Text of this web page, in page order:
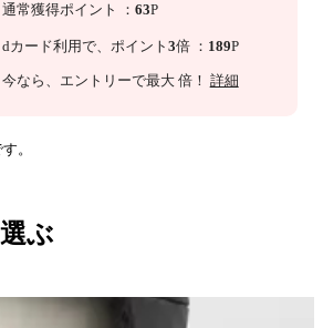
通常獲得ポイント ： 63P
dカード利用で、 ポイント 3倍 ： 189P
今なら 、エントリーで最大 倍！ 詳細
。
ぶ